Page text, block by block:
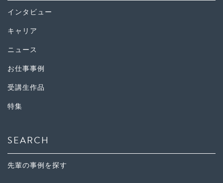
インタビュー
キャリア
ニュース
お仕事事例
受講生作品
特集
SEARCH
先輩の事例を探す